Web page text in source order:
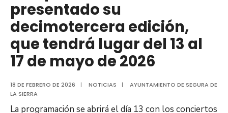
presentado su
decimotercera edición,
que tendrá lugar del 13 al
17 de mayo de 2026
18 DE FEBRERO DE 2026 | NOTICIAS |
AYUNTAMIENTO DE SEGURA DE
LA SIERRA
La programación se abrirá el día 13 con los conciertos